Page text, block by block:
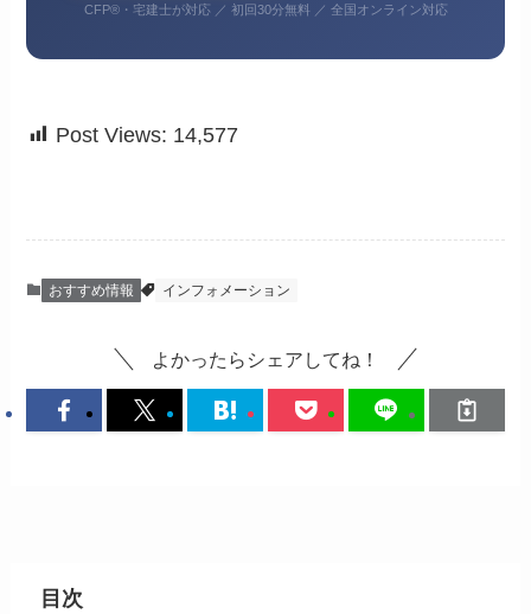
CFP®・宅建士が対応 ／ 初回30分無料 ／ 全国オンライン対応
Post Views: 14,577
おすすめ情報 インフォメーション
よかったらシェアしてね！
目次